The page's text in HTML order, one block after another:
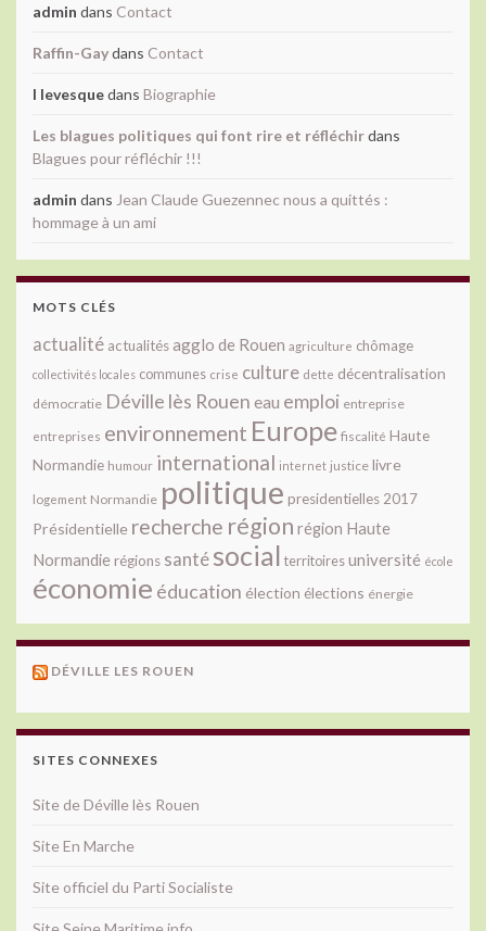
admin dans Contact
Raffin-Gaydans Contact
l levesquedans Biographie
Les blagues politiques qui font rire et réfléchirdans
Blagues pour réfléchir !!!
admin dans Jean Claude Guezennec nous a quittés :
hommage à un ami
MOTS CLÉS
actualité actualitésagglo de Rouen agriculture chômage
collectivités locales communes crise culture dette décentralisation
démocratie Déville lès Rouen eau emploi entreprise
entreprises environnement Europe fiscalité Haute
Normandie humour international internet justice livre
logement Normandie politique presidentielles 2017
Présidentielle recherche région région Haute
Normandie régions santésocial territoiresuniversité école
économie éducation élection élections énergie
DÉVILLE LES ROUEN
SITES CONNEXES
Site de Déville lès Rouen
Site En Marche
Site officiel du Parti Socialiste